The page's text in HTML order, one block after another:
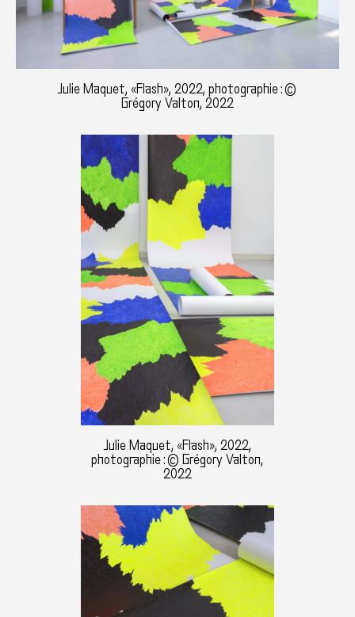
Julie Maquet, «Flash», 2022, photographie : ©
Grégory Valton, 2022
Julie Maquet, «Flash», 2022,
photographie : © Grégory Valton,
2022